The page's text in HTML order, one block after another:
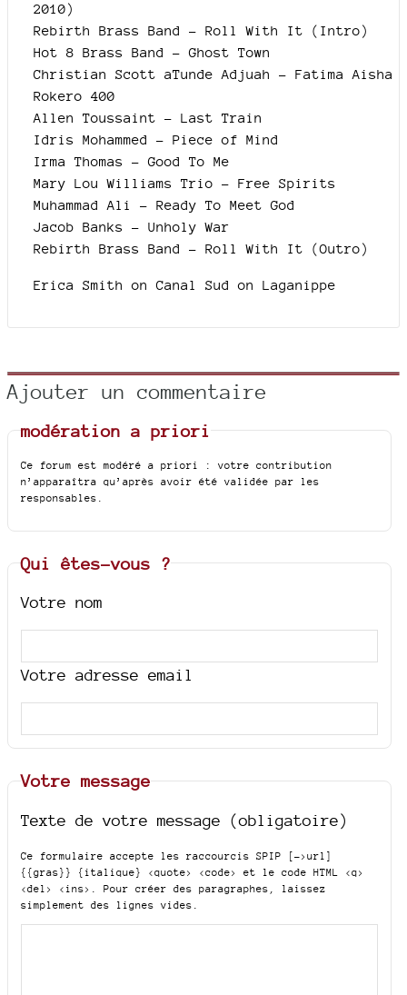
2010)
Rebirth Brass Band - Roll With It (Intro)
Hot 8 Brass Band – Ghost Town
Christian Scott aTunde Adjuah – Fatima Aisha
Rokero 400
Allen Toussaint – Last Train
Idris Mohammed – Piece of Mind
Irma Thomas – Good To Me
Mary Lou Williams Trio – Free Spirits
Muhammad Ali – Ready To Meet God
Jacob Banks – Unholy War
Rebirth Brass Band - Roll With It (Outro)
Erica Smith on Canal Sud on Laganippe
Ajouter un commentaire
modération a priori
Ce forum est modéré a priori : votre contribution
n’apparaîtra qu’après avoir été validée par les
responsables.
Qui êtes-vous ?
Votre nom
Votre adresse email
Votre message
Texte de votre message (obligatoire)
Ce formulaire accepte les raccourcis SPIP
[->url]
{{gras}} {italique} <quote> <code>
et le code HTML <q>
<del> <ins>
. Pour créer des paragraphes, laissez
simplement des lignes vides.